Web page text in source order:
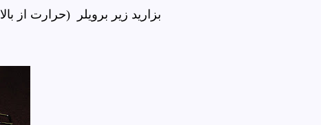
بزارید زیر برویلر (حرارت از